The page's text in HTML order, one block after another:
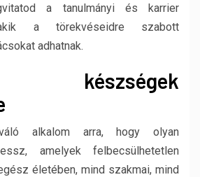
a tanulmányi és karrier
akik a törekvéseidre szabott
adhatnak.
készségek
alkalom arra, hogy olyan
amelyek felbecsülhetetlen
életében, mind szakmai, mind